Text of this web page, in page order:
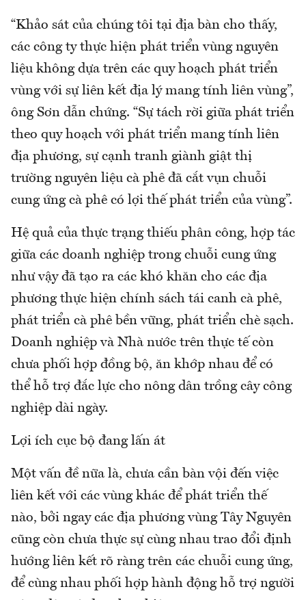
“Khảo sát của chúng tôi tại địa bàn cho thấy,
các công ty thực hiện phát triển vùng nguyên
liệu không dựa trên các quy hoạch phát triển
vùng với sự liên kết địa lý mang tính liên vùng”,
ông Sơn dẫn chứng. “Sự tách rời giữa phát triển
theo quy hoạch với phát triển mang tính liên
địa phương, sự cạnh tranh giành giật thị
trường nguyên liệu cà phê đã cắt vụn chuỗi
cung ứng cà phê có lợi thế phát triển của vùng”.
Hệ quả của thực trạng thiếu phân công, hợp tác
giữa các doanh nghiệp trong chuỗi cung ứng
như vậy đã tạo ra các khó khăn cho các địa
phương thực hiện chính sách tái canh cà phê,
phát triển cà phê bền vững, phát triển chè sạch.
Doanh nghiệp và Nhà nước trên thực tế còn
chưa phối hợp đồng bộ, ăn khớp nhau để có
thể hỗ trợ đắc lực cho nông dân trồng cây công
nghiệp dài ngày.
Lợi ích cục bộ đang lấn át
Một vấn đề nữa là, chưa cần bàn vội đến việc
liên kết với các vùng khác để phát triển thế
nào, bởi ngay các địa phương vùng Tây Nguyên
cũng còn chưa thực sự cùng nhau trao đổi định
hướng liên kết rõ ràng trên các chuỗi cung ứng,
để cùng nhau phối hợp hành động hỗ trợ người